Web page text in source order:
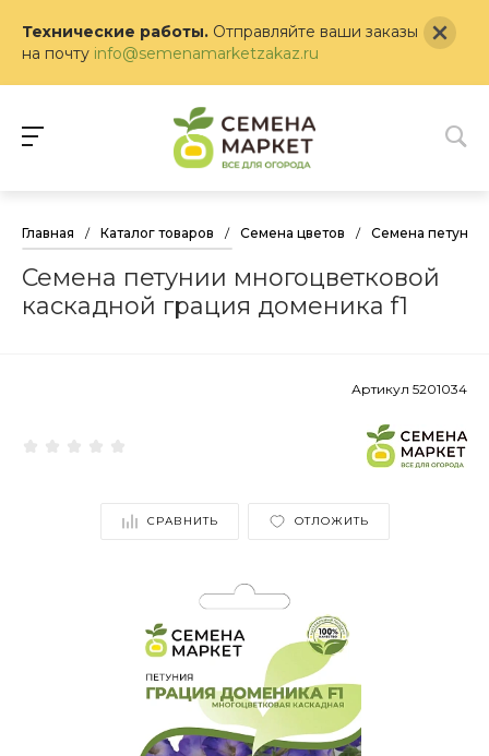
Технические работы. Отправляйте ваши заказы
на почту info@semenamarketzakaz.ru
Главная / Каталог товаров / Семена цветов / Семена петунии
Семена петунии многоцветковой
каскадной грация доменика f1
Артикул 5201034
СРАВНИТЬ ОТЛОЖИТЬ